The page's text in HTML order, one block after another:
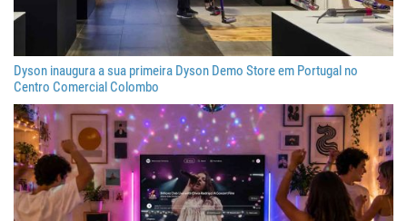
Dyson inaugura a sua primeira Dyson Demo Store em Portugal no
Centro Comercial Colombo